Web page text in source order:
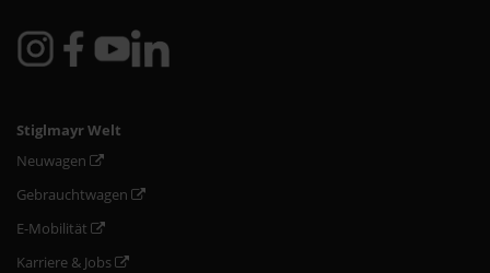
Stiglmayr Welt
Neuwagen
Gebrauchtwagen
E-Mobilität
Karriere & Jobs